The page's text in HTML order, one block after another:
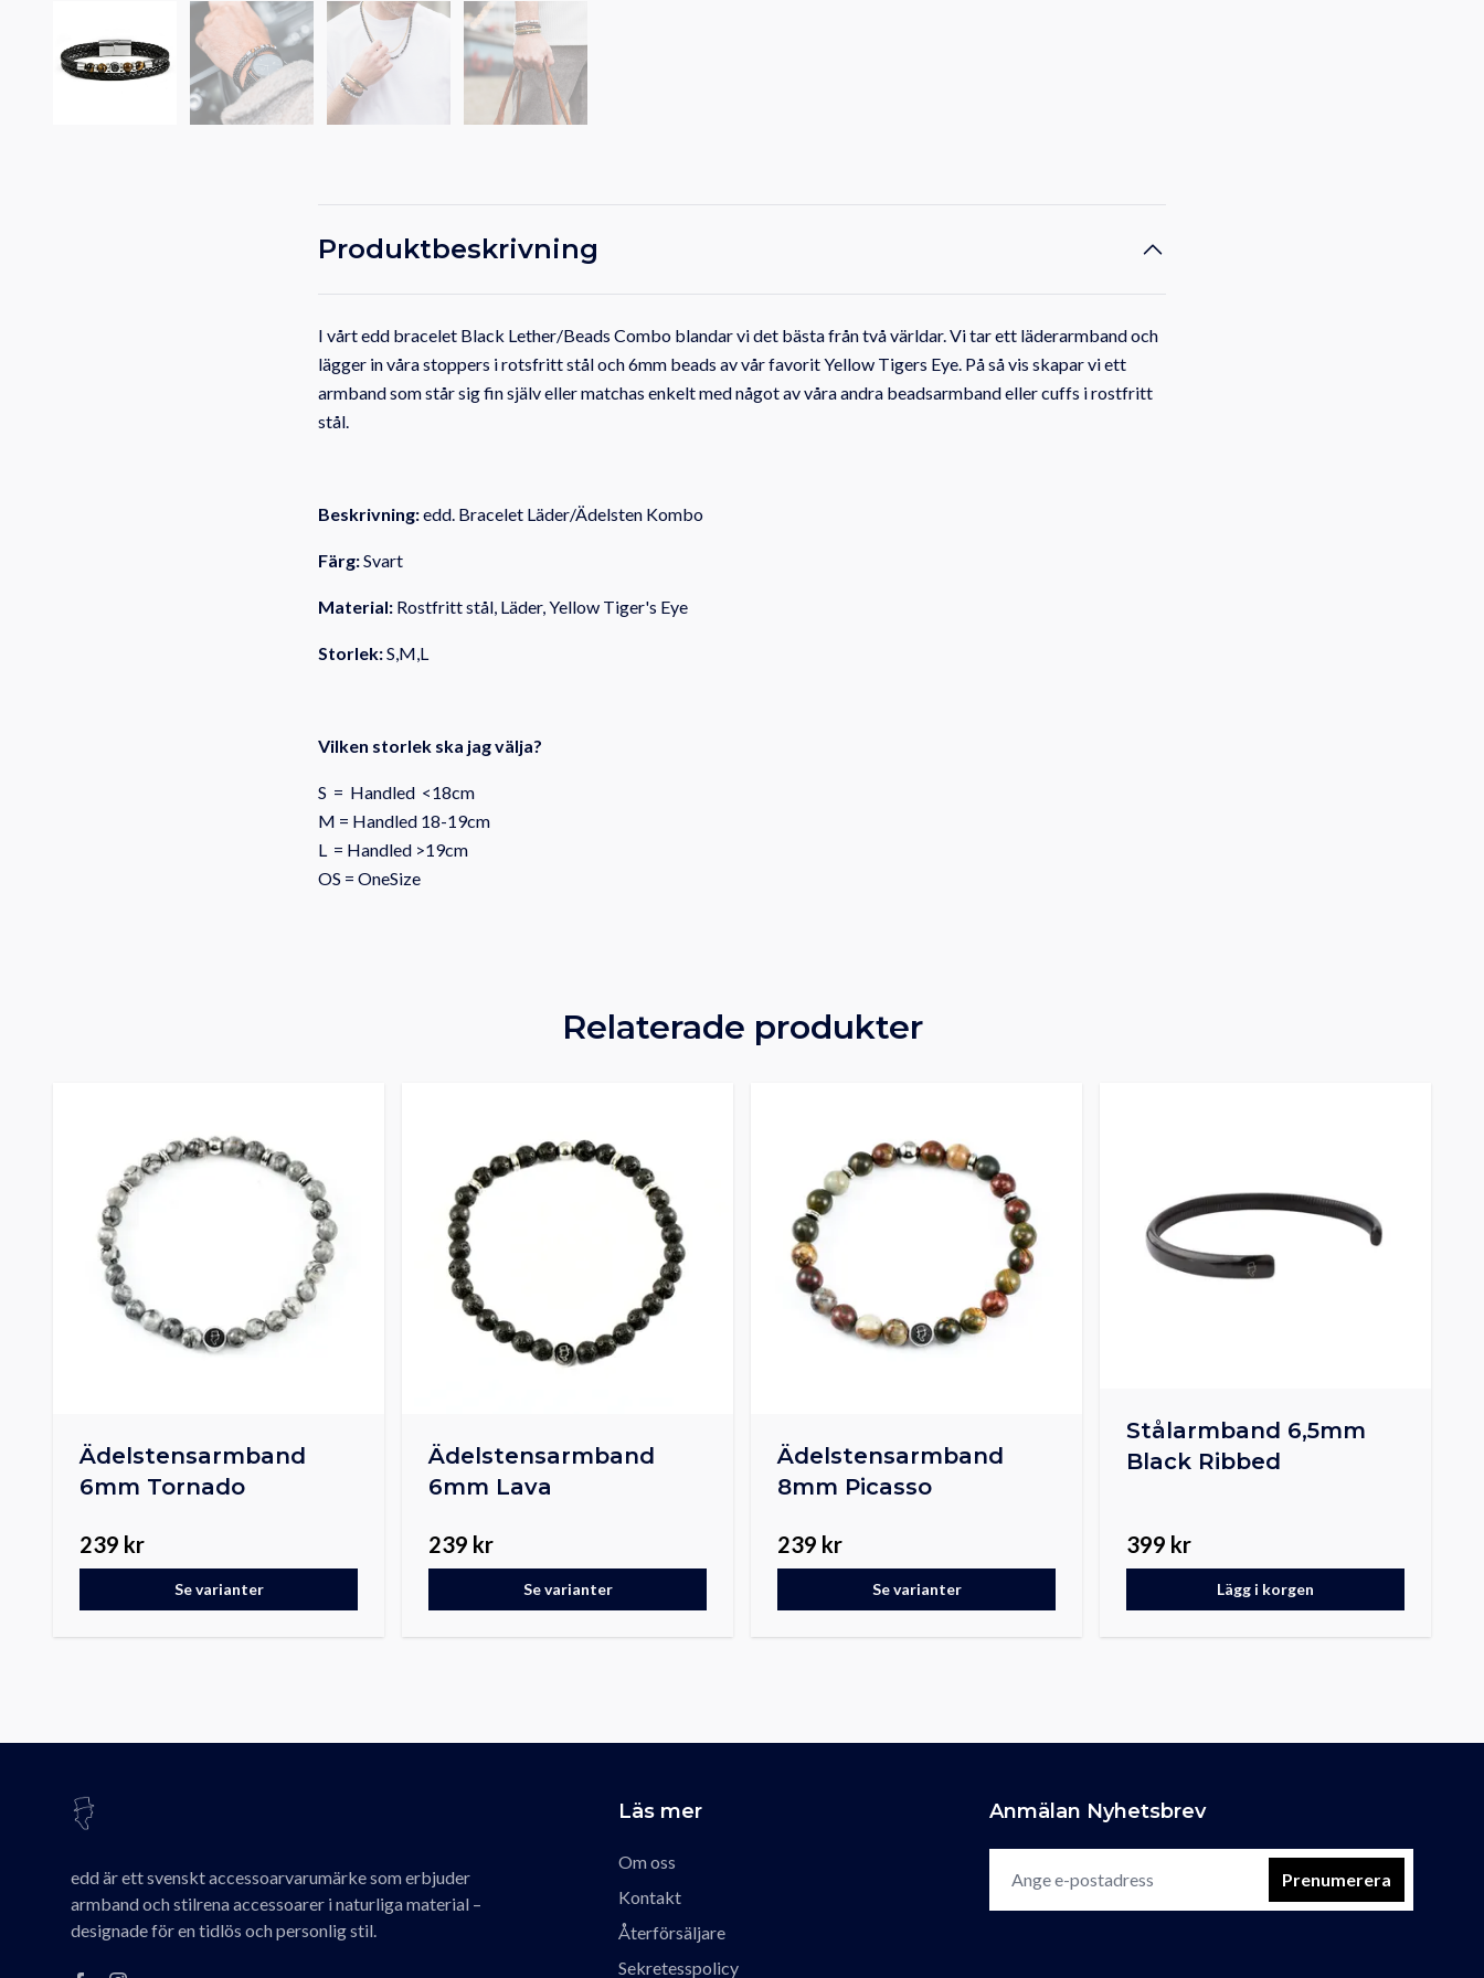
Produktbeskrivning
I vårt edd bracelet Black Lether/Beads Combo blandar vi det bästa från två världar. Vi tar ett läderarmband och
lägger in våra stoppers i rotsfritt stål och 6mm beads av vår favorit Yellow Tigers Eye. På så vis skapar vi ett
armband som står sig fin själv eller matchas enkelt med något av våra andra beadsarmband eller cuffs i rostfritt
stål.
Beskrivning:edd. Bracelet Läder/Ädelsten Kombo
Färg:Svart
Material: Rostfritt stål, Läder, Yellow Tiger's Eye
Storlek:S,M,L
Vilken storlek ska jag välja?
S = Handled <18cm
M = Handled 18-19cm
L = Handled >19cm
OS = OneSize
Relaterade produkter
Ädelstensarmband
6mm Tornado
239 kr
Se varianter
Ädelstensarmband
6mm Lava
239 kr
Se varianter
Ädelstensarmband
8mm Picasso
239 kr
Se varianter
Stålarmband 6,5mm
Black Ribbed
399 kr
Lägg i korgen
edd är ett svenskt accessoarvarumärke som erbjuder
armband och stilrena accessoarer i naturliga material –
designade för en tidlös och personlig stil.
Läs mer
Om oss
Kontakt
Återförsäljare
Sekretesspolicy
Anmälan Nyhetsbrev
Prenumerera